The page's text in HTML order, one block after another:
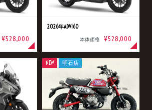
¥528,000
2026年ADV160
本体価格 ¥528,000
NEW 明石店